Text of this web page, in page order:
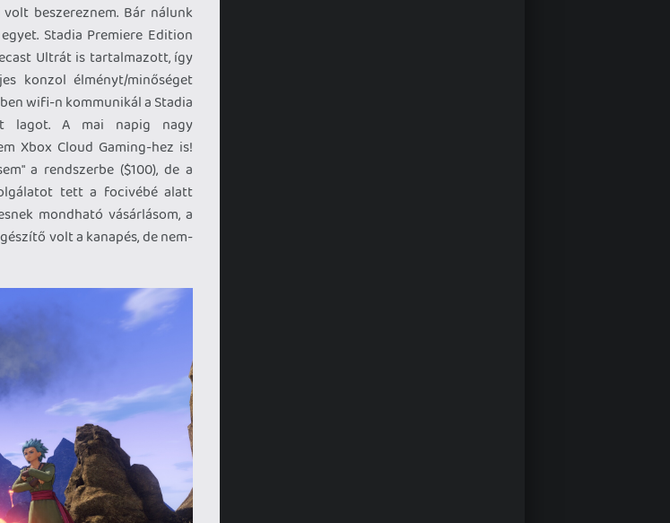
beszereznem. Bár nálunk
Stadia Premiere Edition
Ultrát is tartalmazott, így
konzol élményt/minőséget
wifi-n kommunikál a Stadia
lagot. A mai napig nagy
Xbox Cloud Gaming-hez is!
a rendszerbe ($100), de a
tett a focivébé alatt
mondható vásárlásom, a
volt a kanapés, de nem-